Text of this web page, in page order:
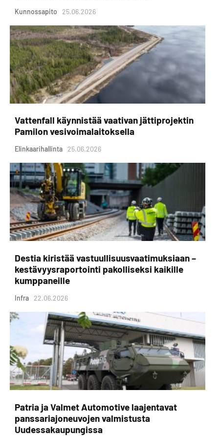
Kunnossapito 25.06.2026
Vattenfall käynnistää vaativan jättiprojektin
Pamilon vesivoimalaitoksella
Elinkaarihallinta 25.06.2026
Destia kiristää vastuullisuusvaatimuksiaan –
kestävyysraportointi pakolliseksi kaikille
kumppaneille
Infra 22.06.2026
Patria ja Valmet Automotive laajentavat
panssariajoneuvojen valmistusta
Uudessakaupungissa